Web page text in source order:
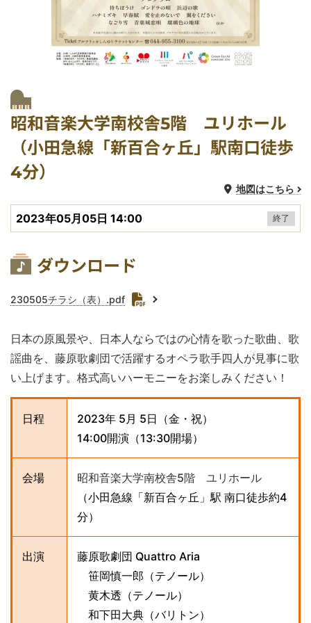
開催場所
会場
公演会場
昭和音楽大学南校舎5階 ユリホール
（小田急線「新百合ヶ丘」駅南口徒歩
4分）
地図はこちら
開催日時
2023年05月05日 14:00 終了
関連資料ダウンロード
ダウンロード
ファイル
230505チラシ（表）.pdf
日本の原風景や、日本人ならではの心情を歌った歌曲、歌
謡曲を、藤原歌劇団で活躍するオペラ歌手四人が見事に歌
い上げます。格式高いハーモニーをお楽しみください！
日程
2023年 5月 5日（金・祝）
14:00開演（13:30開場）
会場
昭和音楽大学南校舎5階 ユリホール
（小田急線「新百合ヶ丘」駅 南口徒歩約4
分）
出演
藤原歌劇団 Quattro Aria
笹岡慎一郎（テノール）
黄木透（テノール）
和下田大典（バリトン）